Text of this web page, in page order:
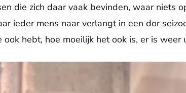
die zich daar vaak bevinden, waar niets
ieder mens naar verlangt in een dor
hebt, hoe moeilijk het ook is, er is weer